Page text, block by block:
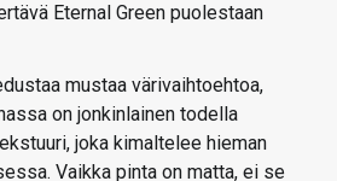
Eternal Green puolestaan
mustaa värivaihtoehtoa,
on jonkinlainen todella
joka kimaltelee hieman
Vaikka pinta on matta, ei se